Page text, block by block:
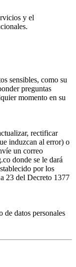
y el
sensibles, como su
preguntas
momento en su
rectificar
induzcan al error) o
un correo
donde se le dará
por los
23 del Decreto 1377
de datos personales